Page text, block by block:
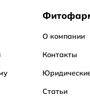
О компании
Контакты
Статьи